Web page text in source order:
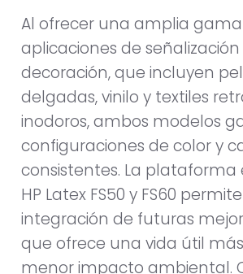
Al ofrecer una amplia
aplicaciones de señalización
decoración, que incluyen
delgadas, vinilo y textiles
inodoros, ambos modelos
configuraciones de color y
consistentes. La plataforma
HP Latex FS50 y FS60
integración de futuras
que ofrece una vida útil
menor impacto ambiental.